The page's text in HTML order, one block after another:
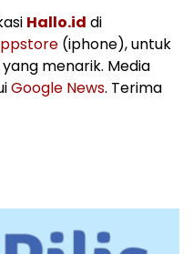
Hallo.id di
(iphone), untuk
menarik. Media
Google News. Terima